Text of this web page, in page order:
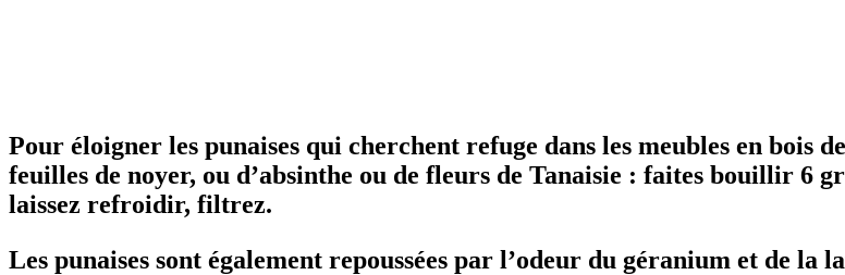
Pour éloigner les punaises qui cherchent refuge dans les meubles en bois
feuilles de noyer, ou d’absinthe ou de fleurs de Tanaisie : faites bouillir 6
laissez refroidir, filtrez.
Les punaises sont également repoussées par l’odeur du géranium et de la